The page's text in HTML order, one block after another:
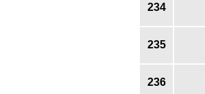
234
235
236